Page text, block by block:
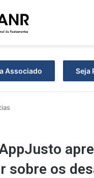
Associado Seja
sobre os